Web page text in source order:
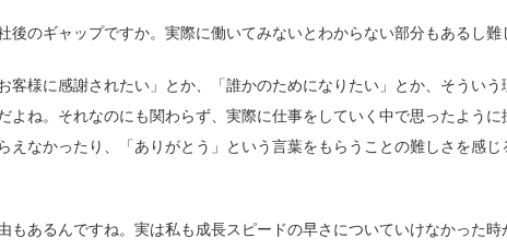
後のギャップですか。実際に働いてみないとわからない部分もあるし難
客様に感謝されたい」とか、「誰かのためになりたい」とか、そういう
よね。それなのにも関わらず、実際に仕事をしていく中で思ったように
えなかったり、「ありがとう」という言葉をもらうことの難しさを感
もあるんですね。実は私も成長スピードの早さについていけなかった